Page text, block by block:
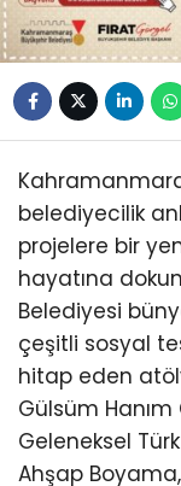
belediyecilik
projelere bir
hayatına
Belediyesi
çeşitli sosyal
hitap eden
Gülsüm
Geleneksel
Ahşap